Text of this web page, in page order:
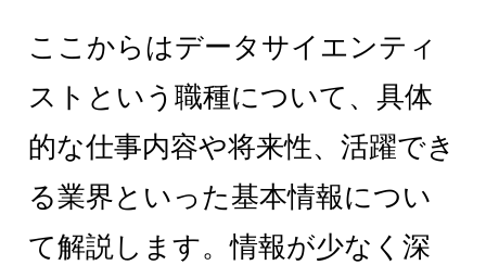
ここからはデータサイエンティ
ストという職種について、具体
的な仕事内容や将来性、活躍でき
る業界といった基本情報につい
て解説します。情報が少なく深